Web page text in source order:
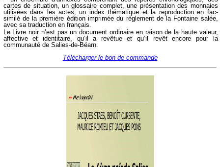
cartes de situation, un glossaire complet, une présentation des monnaies
utilisées dans les actes, un index thématique et la reproduction en fac-
similé de la première édition imprimée du règlement de la Fontaine salée,
avec sa traduction en français.
Le Livre noir n’est pas un document ordinaire en raison de la haute valeur,
affective et identitaire, qu’il a revêtue et qu’il revêt encore pour la
communauté de Salies-de-Béarn.
Télécharger le bon de commande